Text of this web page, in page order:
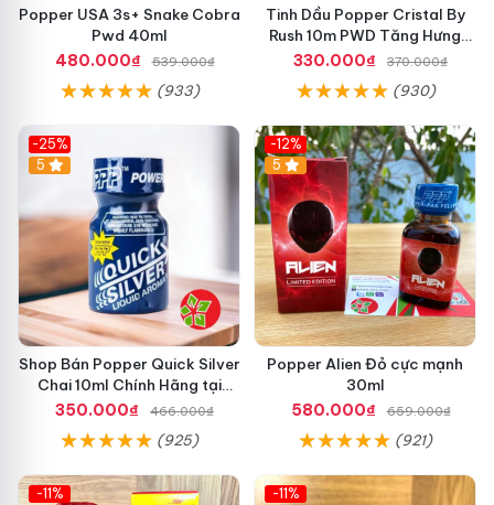
Popper USA 3s+ Snake Cobra
Pwd 40ml
480.000₫
539.000₫
(933)
Tinh Dầu Popper Cristal By
Rush 10m PWD Tăng Hưng
Phấn Cho Top Bot
330.000₫ 370.000₫
(930)
-25%
5
Shop Bán Popper Quick Silver
Chai 10ml Chính Hãng tại
Quận 1 - Kích thích tăng ham
350.000₫ 466.000₫
(925)
-12%
5
Popper Alien Đỏ cực mạnh
30ml
580.000₫
659.000₫
(921)
-11%
-11%